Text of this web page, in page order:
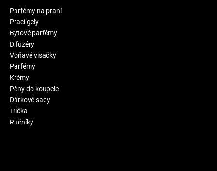
Parfémy na praní
Prací gely
Bytové parfémy
Difuzéry
Voňavé visačky
Parfémy
Krémy
Pěny do koupele
Dárkové sady
Trička
Ručníky